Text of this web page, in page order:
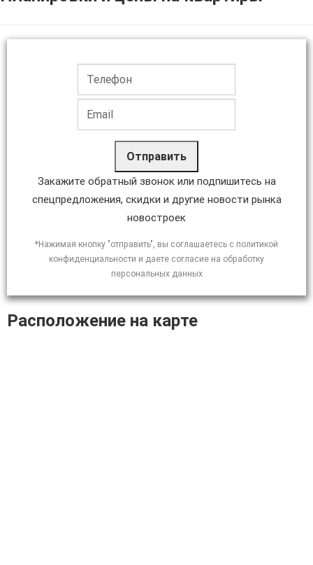
Отправить
Закажите обратный звонок или подпишитесь на
спецпредложения, скидки и другие новости рынка
новостроек
*Нажимая кнопку "отправить", вы соглашаетесь с политикой
конфиденциальности и даете согласие на обработку
персональных данных
Расположение на карте